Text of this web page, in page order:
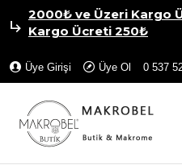
2000₺ ve Üzeri Kargo
Kargo Ücreti 250₺
Üye Girişi Üye Ol 0 537